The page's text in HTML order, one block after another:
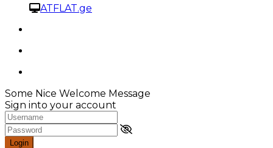
ATFLAT.ge
Some Nice Welcome Message
Sign into your account
Login